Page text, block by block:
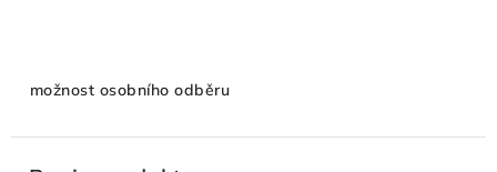
možnost osobního odběru